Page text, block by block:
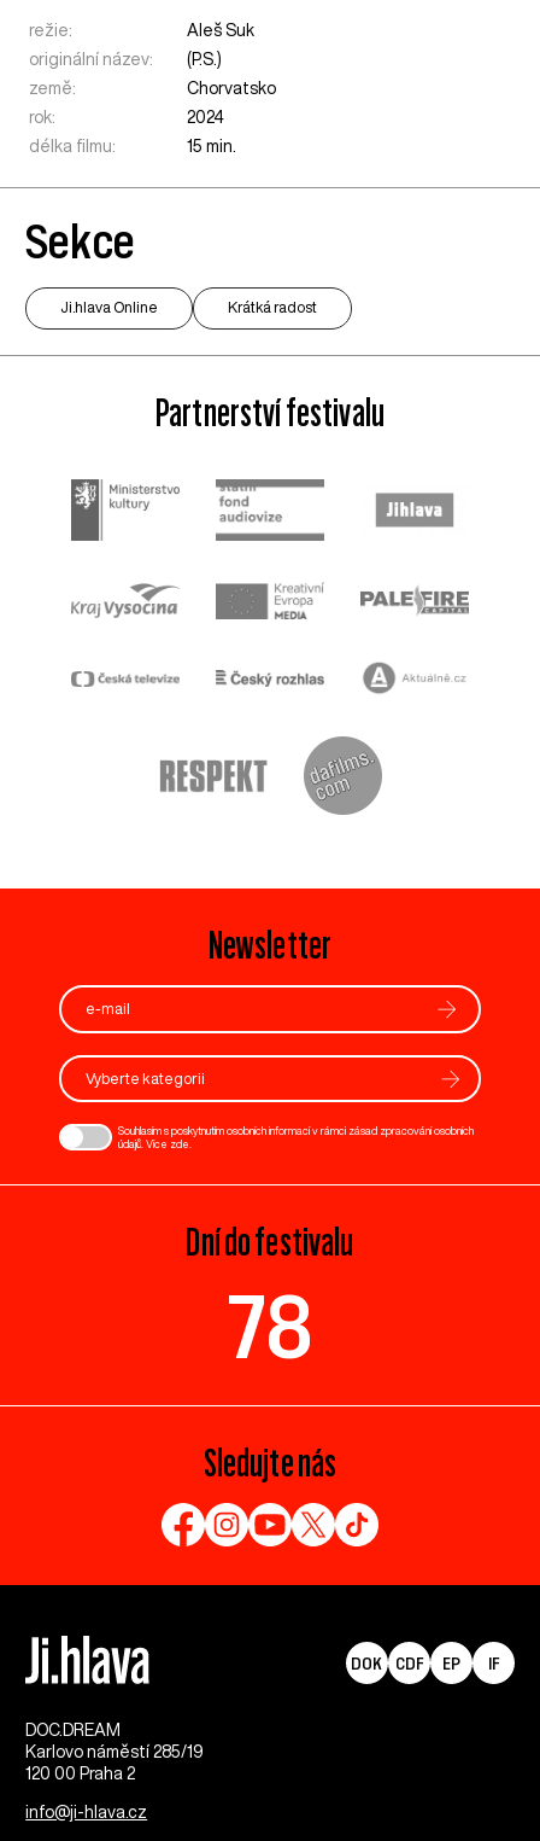
režie:
Aleš Suk
originální název:
(P.S.)
země:
Chorvatsko
rok:
2024
délka filmu:
15 min.
Sekce
Ji.hlava Online Krátká radost
Partnerství festivalu
Newsletter
Vyberte kategorii
Souhlasím s poskytnutím osobních informací v rámci zásad zpracování osobních
údajů. Více zde
Dní do festivalu
78
Sledujte nás
DOC.DREAM​
Karlovo náměstí 285/19
120 00 Praha 2
info@ji-hlava.cz
DOK CDF EP IF